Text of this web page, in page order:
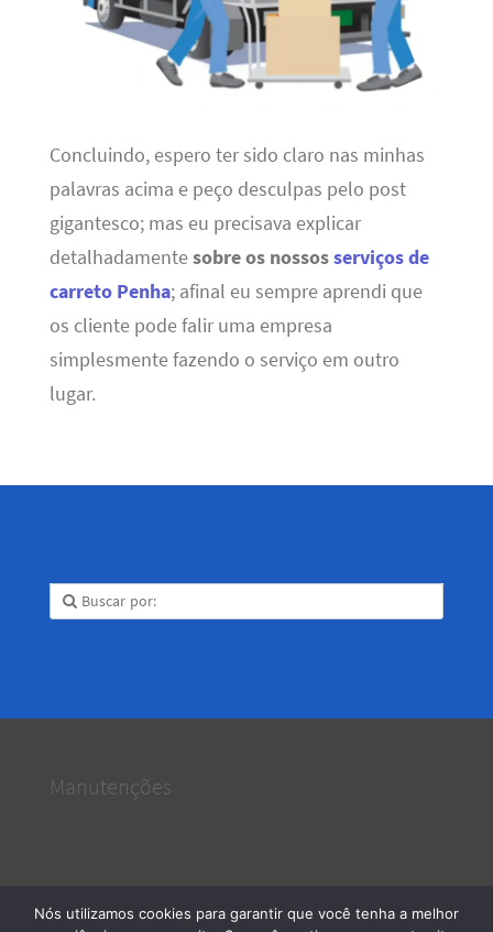
Concluindo, espero ter sido claro nas minhas
palavras acima e peço desculpas pelo post
gigantesco; mas eu precisava explicar
detalhadamentesobre os nossosserviços de
carreto Penha; afinal eu sempre aprendi que
os cliente pode falir uma empresa
simplesmente fazendo o serviço em outro
lugar.
Manutenções
Serviços e Manutenções · 2026 © Todos os direitos reservados
Nós utilizamos cookies para garantir que você tenha a melhor